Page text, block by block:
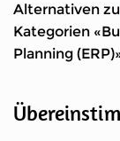
Alternativen zu
Kategorien
Planning